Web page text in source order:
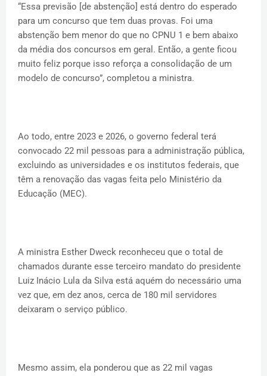
“Essa previsão [de abstenção] está dentro do esperado
para um concurso que tem duas provas. Foi uma
abstenção bem menor do que no CPNU 1 e bem abaixo
da média dos concursos em geral. Então, a gente ficou
muito feliz porque isso reforça a consolidação de um
modelo de concurso”, completou a ministra.
Ao todo, entre 2023 e 2026, o governo federal terá
convocado 22 mil pessoas para a administração pública,
excluindo as universidades e os institutos federais, que
têm a renovação das vagas feita pelo Ministério da
Educação (MEC).
A ministra Esther Dweck reconheceu que o total de
chamados durante esse terceiro mandato do presidente
Luiz Inácio Lula da Silva está aquém do necessário uma
vez que, em dez anos, cerca de 180 mil servidores
deixaram o serviço público.
Mesmo assim, ela ponderou que as 22 mil vagas